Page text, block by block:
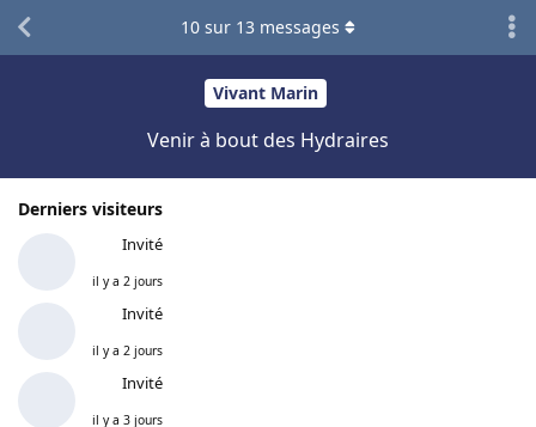
Vivant Marin
Venir à bout des Hydraires
Derniers visiteurs
Invité
il y a 2 jours
Invité
il y a 2 jours
Invité
il y a 3 jours
10 sur 13 messages